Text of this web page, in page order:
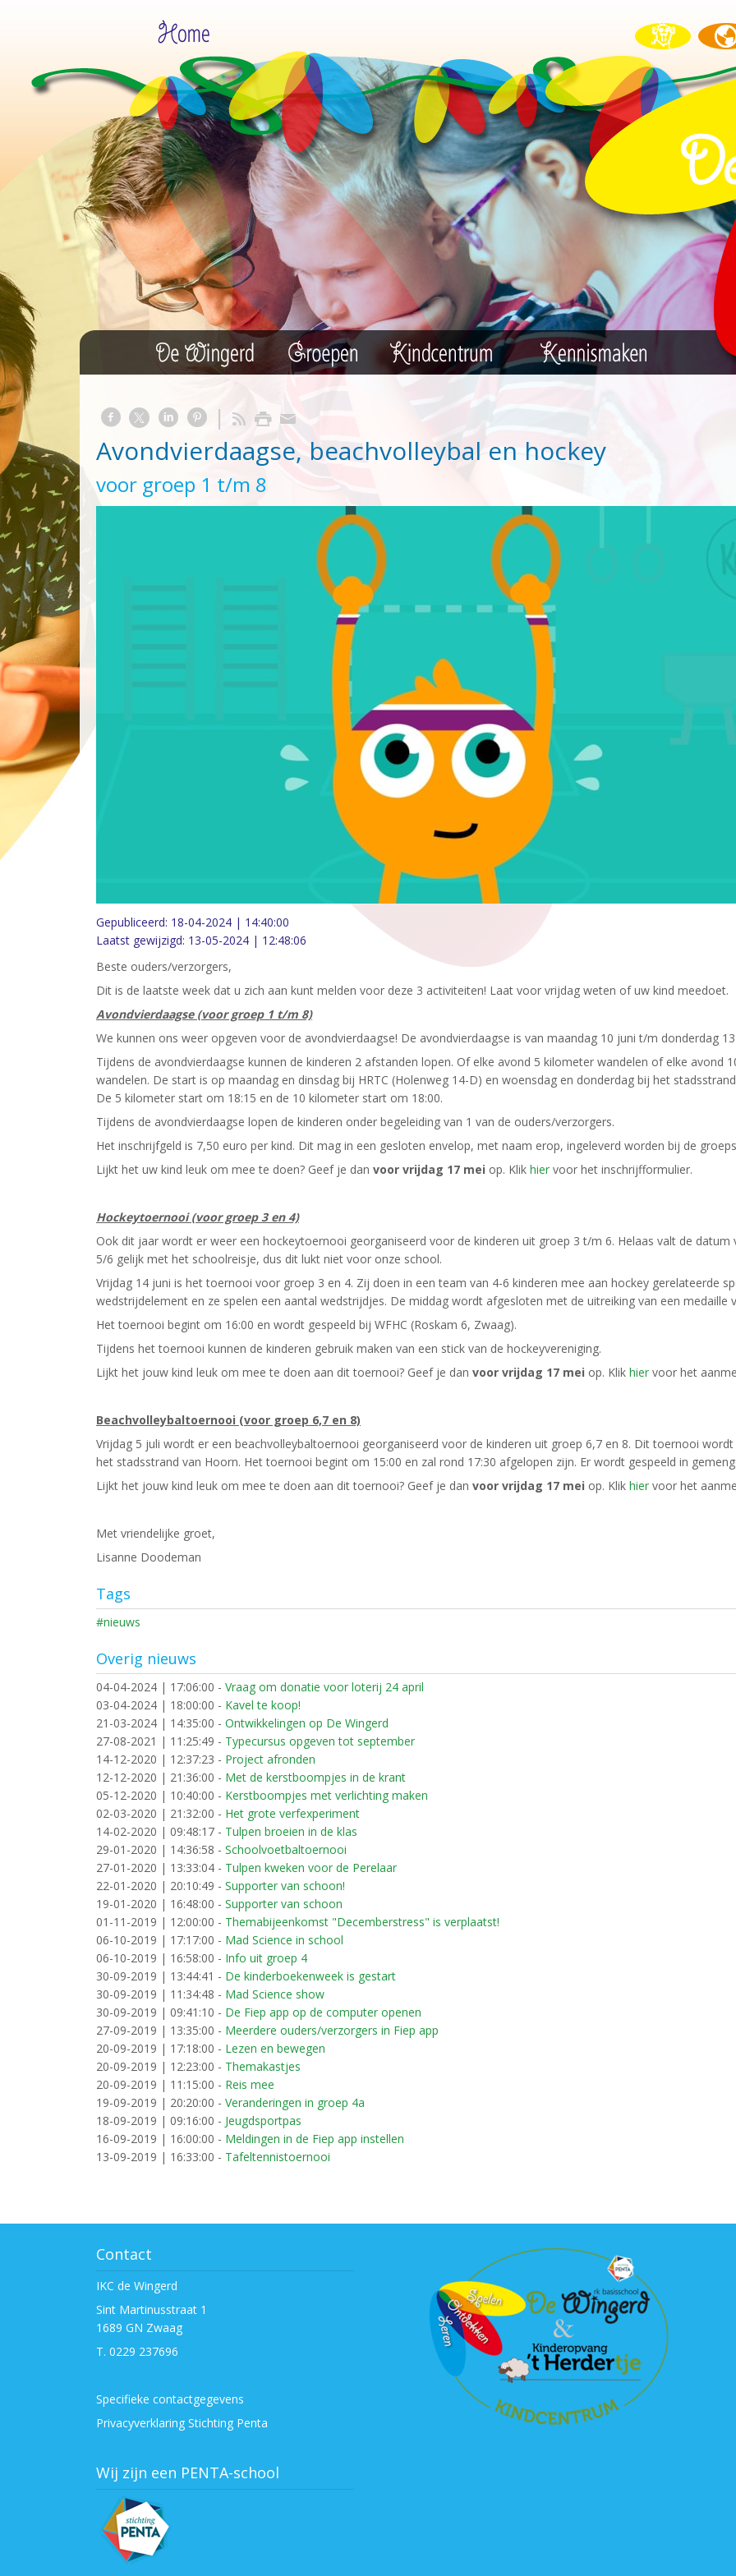
Avondvierdaagse, beachvolleybal en hockey
voor groep 1 t/m 8
Gepubliceerd: 18-04-2024 | 14:40:00
Laatst gewijzigd: 13-05-2024 | 12:48:06
Beste ouders/verzorgers,
Dit is de laatste week dat u zich aan kunt melden voor deze 3 activiteiten! Laat voor vrijdag weten of uw kind meedoet.
Avondvierdaagse (voor groep 1 t/m 8)
We kunnen ons weer opgeven voor de avondvierdaagse! De avondvierdaagse is van maandag 10 juni t/m donderdag
Tijdens de avondvierdaagse kunnen de kinderen 2 afstanden lopen. Of elke avond 5 kilometer wandelen of elke avond
wandelen. De start is op maandag en dinsdag bij HRTC (Holenweg 14-D) en woensdag en donderdag bij het
De 5 kilometer start om 18:15 en de 10 kilometer start om 18:00.
Tijdens de avondvierdaagse lopen de kinderen onder begeleiding van 1 van de ouders/verzorgers.
Het inschrijfgeld is 7,50 euro per kind. Dit mag in een gesloten envelop, met naam erop, ingeleverd worden bij de
Lijkt het uw kind leuk om mee te doen? Geef je dan voor vrijdag 17 mei op. Klik hier voor het inschrijfformulier.
Hockeytoernooi (voor groep 3 en 4)
Ook dit jaar wordt er weer een hockeytoernooi georganiseerd voor de kinderen uit groep 3 t/m 6. Helaas valt de datum
5/6 gelijk met het schoolreisje, dus dit lukt niet voor onze school.
Vrijdag 14 juni is het toernooi voor groep 3 en 4. Zij doen in een team van 4-6 kinderen mee aan hockey gerelateerde
wedstrijdelement en ze spelen een aantal wedstrijdjes. De middag wordt afgesloten met de uitreiking van een medaille
Het toernooi begint om 16:00 en wordt gespeeld bij WFHC (Roskam 6, Zwaag).
Tijdens het toernooi kunnen de kinderen gebruik maken van een stick van de hockeyvereniging.
Lijkt het jouw kind leuk om mee te doen aan dit toernooi? Geef je dan voor vrijdag 17 mei op. Klik hier voor het
Beachvolleybaltoernooi (voor groep 6,7 en 8)
Vrijdag 5 juli wordt er een beachvolleybaltoernooi georganiseerd voor de kinderen uit groep 6,7 en 8. Dit toernooi wordt
het stadsstrand van Hoorn. Het toernooi begint om 15:00 en zal rond 17:30 afgelopen zijn. Er wordt gespeeld in
Lijkt het jouw kind leuk om mee te doen aan dit toernooi? Geef je dan voor vrijdag 17 mei op. Klik hier voor het
Met vriendelijke groet,
Lisanne Doodeman
Tags
#nieuws
Overig nieuws
04-04-2024 | 17:06:00 - Vraag om donatie voor loterij 24 april
03-04-2024 | 18:00:00 - Kavel te koop!
21-03-2024 | 14:35:00 - Ontwikkelingen op De Wingerd
27-08-2021 | 11:25:49 - Typecursus opgeven tot september
14-12-2020 | 12:37:23 - Project afronden
12-12-2020 | 21:36:00 - Met de kerstboompjes in de krant
05-12-2020 | 10:40:00 - Kerstboompjes met verlichting maken
02-03-2020 | 21:32:00 - Het grote verfexperiment
14-02-2020 | 09:48:17 - Tulpen broeien in de klas
29-01-2020 | 14:36:58 - Schoolvoetbaltoernooi
27-01-2020 | 13:33:04 - Tulpen kweken voor de Perelaar
22-01-2020 | 20:10:49 - Supporter van schoon!
19-01-2020 | 16:48:00 - Supporter van schoon
01-11-2019 | 12:00:00 - Themabijeenkomst "Decemberstress" is verplaatst!
06-10-2019 | 17:17:00 - Mad Science in school
06-10-2019 | 16:58:00 - Info uit groep 4
30-09-2019 | 13:44:41 - De kinderboekenweek is gestart
30-09-2019 | 11:34:48 - Mad Science show
30-09-2019 | 09:41:10 - De Fiep app op de computer openen
27-09-2019 | 13:35:00 - Meerdere ouders/verzorgers in Fiep app
20-09-2019 | 17:18:00 - Lezen en bewegen
20-09-2019 | 12:23:00 - Themakastjes
20-09-2019 | 11:15:00 - Reis mee
19-09-2019 | 20:20:00 - Veranderingen in groep 4a
18-09-2019 | 09:16:00 - Jeugdsportpas
16-09-2019 | 16:00:00 - Meldingen in de Fiep app instellen
13-09-2019 | 16:33:00 - Tafeltennistoernooi
Contact
IKC de Wingerd
Sint Martinusstraat 1
1689 GN Zwaag
T. 0229 237696
Specifieke contactgegevens
Privacyverklaring Stichting Penta
Wij zijn een PENTA-school